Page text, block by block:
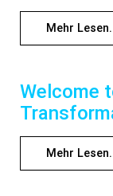
Mehr
Welcome
Mehr